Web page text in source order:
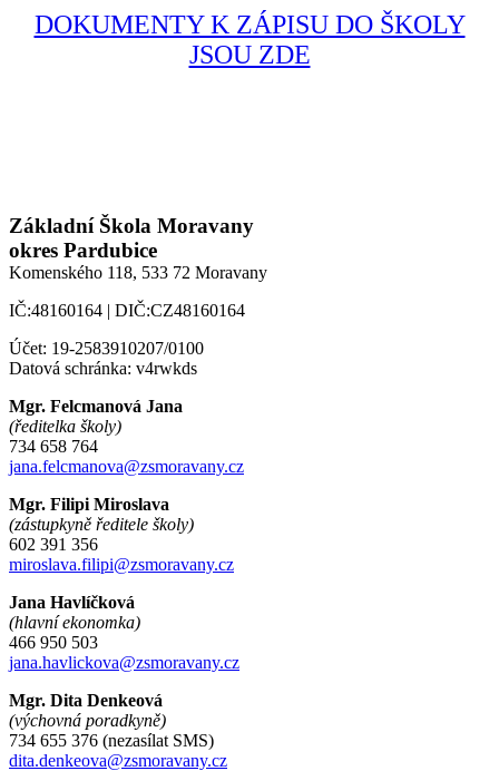
DOKUMENTY K ZÁPISU DO ŠKOLY
JSOU ZDE
Základní Škola Moravany
okres Pardubice
Komenského 118, 533 72 Moravany
IČ:48160164 | DIČ:CZ48160164
Účet: 19-2583910207/0100
Datová schránka: v4rwkds
Mgr. Felcmanová Jana
(ředitelka školy)
734 658 764
jana.felcmanova@zsmoravany.cz
Mgr. Filipi Miroslava
(zástupkyně ředitele školy)
602 391 356
miroslava.filipi@zsmoravany.cz
Jana Havlíčková
(hlavní ekonomka)
466 950 503
jana.havlickova@zsmoravany.cz
Mgr. Dita Denkeová
(výchovná poradkyně)
734 655 376 (nezasílat SMS)
dita.denkeova@zsmoravany.cz